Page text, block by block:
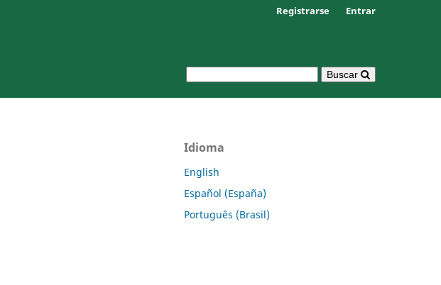
Buscar
Registrarse Entrar
Idioma
English
Español (España)
Português (Brasil)